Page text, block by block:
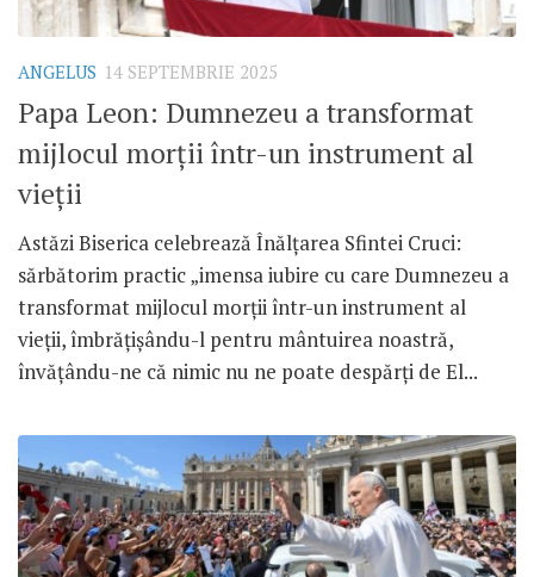
ANGELUS 14 SEPTEMBRIE 2025
Papa Leon: Dumnezeu a transformat
mijlocul morții într-un instrument al
vieții
Astăzi Biserica celebrează Înălțarea Sfintei Cruci:
sărbătorim practic „imensa iubire cu care Dumnezeu a
transformat mijlocul morții într-un instrument al
vieții, îmbrățișându-l pentru mântuirea noastră,
învățându-ne că nimic nu ne poate despărți de El...